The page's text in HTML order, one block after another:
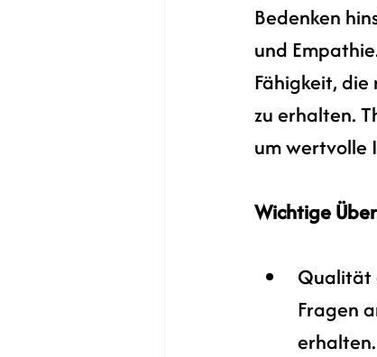
Bedenken
und
Fähigkeit,
zu erhalten.
um wertvolle
Wichtige
Qualität
Fragen
erhalten.